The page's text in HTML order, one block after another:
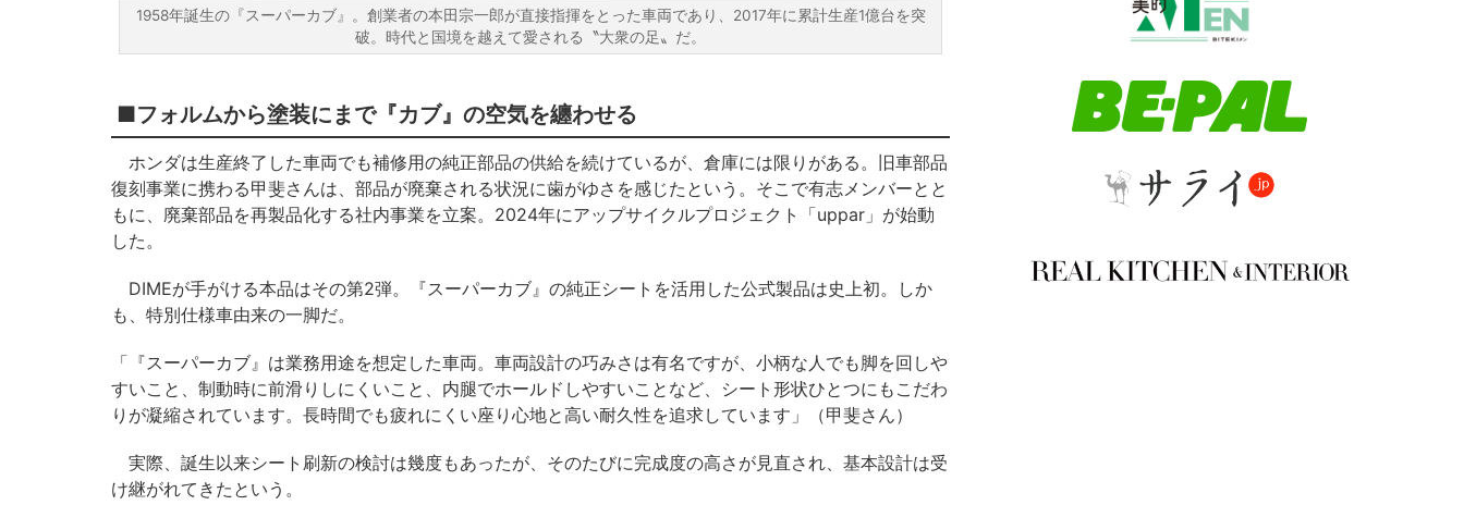
1958年誕生の『スーパーカブ』。創業者の本田宗一郎が直接指揮をとった車両であり、2017年に累計生産1億台を突
破。時代と国境を越えて愛される〝大衆の足〟だ。
■フォルムから塗装にまで『カブ』の空気を纏わせる
ホンダは生産終了した車両でも補修用の純正部品の供給を続けているが、倉庫には限りがある。旧車部品
復刻事業に携わる甲斐さんは、部品が廃棄される状況に歯がゆさを感じたという。そこで有志メンバーとと
もに、廃棄部品を再製品化する社内事業を立案。2024年にアップサイクルプロジェクト「uppar」が始動
した。
DIMEが手がける本品はその第2弾。『スーパーカブ』の純正シートを活用した公式製品は史上初。しか
も、特別仕様車由来の一脚だ。
「『スーパーカブ』は業務用途を想定した車両。車両設計の巧みさは有名ですが、小柄な人でも脚を回しや
すいこと、制動時に前滑りしにくいこと、内腿でホールドしやすいことなど、シート形状ひとつにもこだわ
りが凝縮されています。長時間でも疲れにくい座り心地と高い耐久性を追求しています」（甲斐さん）
実際、誕生以来シート刷新の検討は幾度もあったが、そのたびに完成度の高さが見直され、基本設計は受
け継がれてきたという。